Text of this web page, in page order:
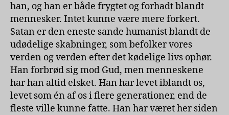
han, og han er både frygtet og forhadt blandt
mennesker. Intet kunne være mere forkert.
Satan er den eneste sande humanist blandt de
udødelige skabninger, som befolker vores
verden og verden efter det kødelige livs ophør.
Han forbrød sig mod Gud, men menneskene
har han altid elsket. Han har levet iblandt os,
levet som én af os i flere generationer, end de
fleste ville kunne fatte. Han har været her siden